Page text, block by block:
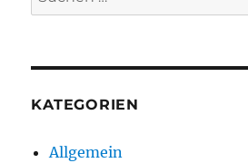
nach:
KATEGORIEN
Allgemein